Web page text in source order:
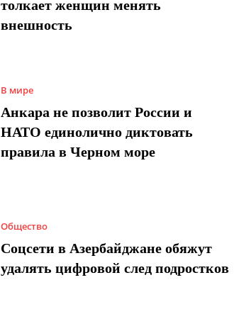
толкает женщин менять
внешность
В мире
Анкара не позволит России и
НАТО единолично диктовать
правила в Черном море
Общество
Соцсети в Азербайджане обяжут
удалять цифровой след подростков